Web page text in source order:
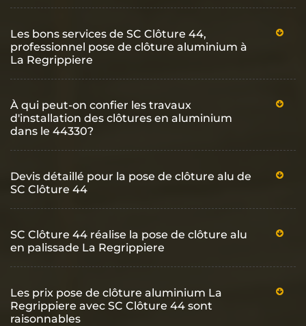
Les bons services de SC Clôture 44,
professionnel pose de clôture aluminium à
La Regrippiere
À qui peut-on confier les travaux
d'installation des clôtures en aluminium
dans le 44330?
Devis détaillé pour la pose de clôture alu de
SC Clôture 44
SC Clôture 44 réalise la pose de clôture alu
en palissade La Regrippiere
Les prix pose de clôture aluminium La
Regrippiere avec SC Clôture 44 sont
raisonnables